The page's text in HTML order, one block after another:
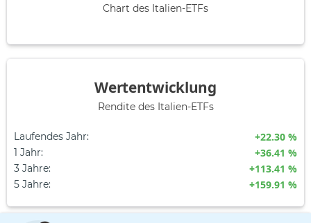
Chart des Italien-ETFs
Wertentwicklung
Rendite des Italien-ETFs
Laufendes Jahr: +22.30 %
1 Jahr: +36.41 %
3 Jahre: +113.41 %
5 Jahre: +159.91 %